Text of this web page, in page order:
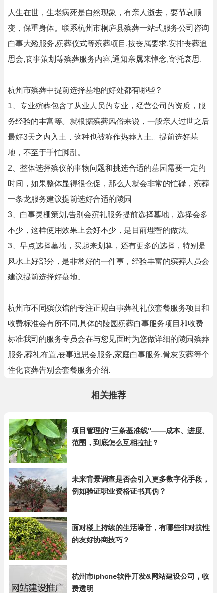
人生在世，生老病死是自然现象，有亲人逝去，要节哀顺
变，保重身体。联系杭州市桐庐县殡葬一站式服务公司咨询
白事大殓服务,殡葬仪式等殡葬项目,按丧属要求,安排丧葬追
思会,丧事策划等殡葬服务内容,通知亲属来悼念,寄托哀思.
杭州市殡葬中提前选择墓地的好处都有哪些？
1、专业殡葬包含了从业人员的专业，经营公司的资质，服
务经验的丰富等。就根据殡葬风俗来说，一般亲人过世之后
最好3天之内入土，这种也被称作热葬入土。提前选好墓
地，不至于手忙脚乱。
2、整体选择殡仪的事物问题和挑选合适的墓园需要一定的
时间，如果整体显得很仓促，那么人就会非常的忙碌，殡葬
一条龙服务建议提前选好合适的陵园
3、白事灵棚策划,告别会殡礼服务提前选择墓地，选择会多
不少，这样使用效果上会好不少，是目前理智的做法。
3、早点选择墓地，买起来划算，还有更多的选择，特别是
风水上好部分，是非常好的一件事，经验丰富的殡葬人员会
建议提前选择好墓地。
杭州市不同殡仪馆的专注正规白事葬礼礼仪套餐服务项目和
收费标准会有所不同,具体的陵园殡葬白事服务项目和收费
标准我司的服务专员会在与您见面时为您做详细的陵园殡葬
服务,葬礼布置,丧事追思会服务,家庭白事服务,骨灰安葬等个
性化丧葬告别会套餐服务介绍.
相关推荐
项目管理的"三条基准线"——成本、进度、
范围，到底怎么互相拉扯？
未来背景调查是否会引入更多数字化手段，
例如验证职业资格证书真伪？
面对楼上持续的生活噪音，有哪些非对抗性
的友好协商技巧？
杭州市iphone软件开发&网站建设公司，收
费透明